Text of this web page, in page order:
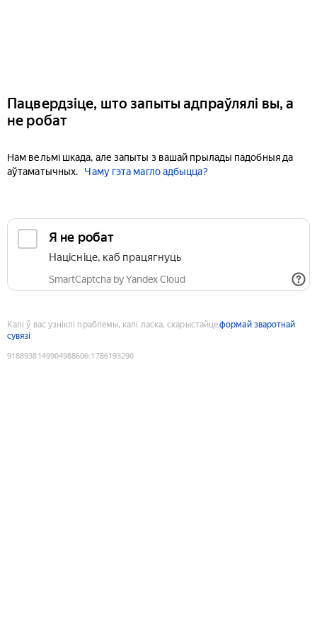
Пацвердзіце, што запыты адпраўлялі вы, а
не робат
Нам вельмі шкада, але запыты з вашай прылады падобныя да
аўтаматычных.
Чаму гэта магло адбыцца?
Я не робат
Націсніце, каб працягнуць
SmartCaptcha by Yandex Cloud
Калі ў вас узніклі праблемы, калі ласка, скарыстайцеформай зваротнай
сувязі
9188938149904988606:1786193290